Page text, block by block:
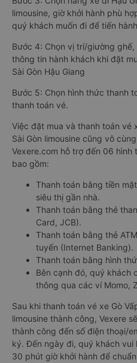
limousine, giờ khởi hành phù
quý khách muốn đi để tiến
Bước 4: Chọn vị trí/giường
thông tin hành khách khi đặt
Sài Gòn Hậu Giang
Bước 5: Chọn hình thức thanh
thanh toán vé.
Việc đặt mua và thanh toán vé
Sài Gòn limousine cũng vô
Vexere.com hỗ trợ đến 06 hình
bao gồm:
Thanh toán bằng tiền
siêu thị gần nhà.
Thanh toán bằng thẻ
Card, JCB).
Thanh toán bằng thẻ
tuyến (Internet Banking).
Thanh toán bằng hình
Bên cạnh đó, quý khách
thông qua các ví Momo,
Sau khi thanh toán vé xe Gò
limousine thành công, Vexere
thành công đến số điện thoại/
ký. Đến ngày đi, quý khách
30 phút giờ khởi hành để